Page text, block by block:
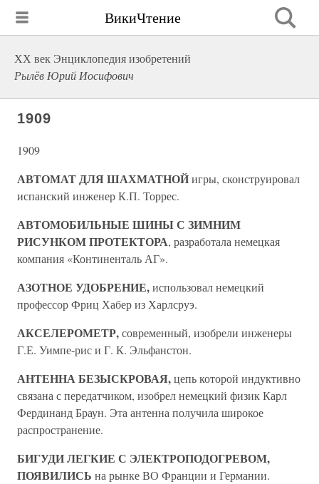
ВикиЧтение
ХХ век Энциклопедия изобретений
Рылёв Юрий Иосифович
1909
1909
АВТОМАТ ДЛЯ ШАХМАТНОЙигры, сконструировал
испанский инженер К.П. Торрес.
АВТОМОБИЛЬНЫЕ ШИНЫ С ЗИМНИМ
РИСУНКОМ ПРОТЕКТОРА, разработала немецкая
компания «Континенталь АГ».
АЗОТНОЕ УДОБРЕНИЕ,использовал немецкий
профессор Фриц Хабер из Харлсруэ.
АКСЕЛЕРОМЕТР,современный, изобрели инженеры
Г.Е. Уимпе-рис и Г. К. Эльфанстон.
АНТЕННА БЕЗЫСКРОВАЯ,цепь которой индуктивно
связана с передатчиком, изобрел немецкий физик Карл
Фердинанд Браун. Эта антенна получила широкое
распространение.
БИГУДИ ЛЕГКИЕ С ЭЛЕКТРОПОДОГРЕВОМ,
ПОЯВИЛИСЬ на рынке ВО Франции и Германии.